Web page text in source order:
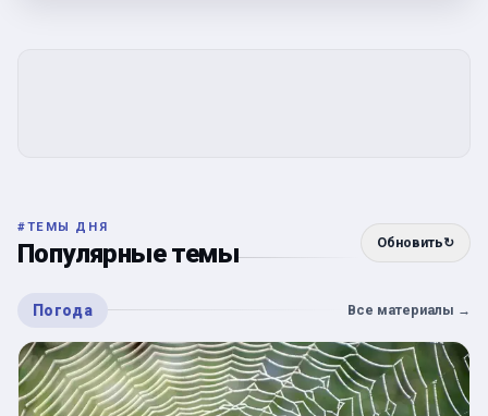
#ТЕМЫ ДНЯ
Популярные темы Обновить↻
Погода Все материалы →